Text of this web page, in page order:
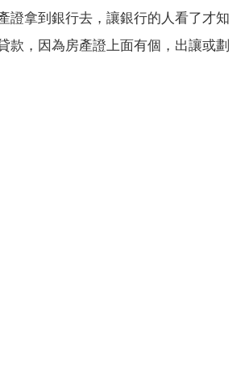
證拿到銀行去，讓銀行的人看了才知
款，因為房產證上面有個，出讓或劃